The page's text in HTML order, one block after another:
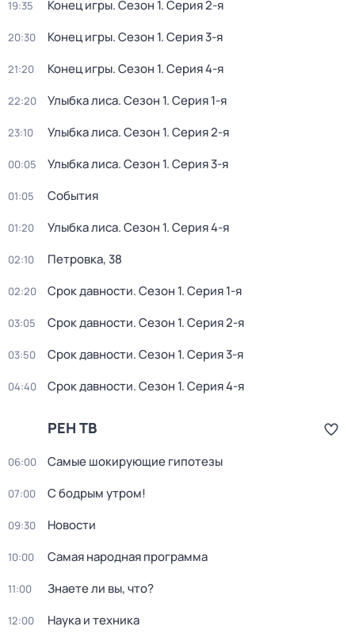
19:35 Конец игры. Сезон 1. Серия 2-я
20:30 Конец игры. Сезон 1. Серия 3-я
21:20 Конец игры. Сезон 1. Серия 4-я
22:20 Улыбка лиса. Сезон 1. Серия 1-я
23:10 Улыбка лиса. Сезон 1. Серия 2-я
00:05 Улыбка лиса. Сезон 1. Серия 3-я
01:05 События
01:20 Улыбка лиса. Сезон 1. Серия 4-я
02:10 Петровка, 38
02:20 Срок давности. Сезон 1. Серия 1-я
03:05 Срок давности. Сезон 1. Серия 2-я
03:50 Срок давности. Сезон 1. Серия 3-я
04:40 Срок давности. Сезон 1. Серия 4-я
РЕН ТВ
06:00 Самые шoкиpующие гипотезы
07:00 С бодрым утром!
09:30 Новости
10:00 Самая народная программа
11:00 Знаете ли вы, что?
12:00 Наука и техника